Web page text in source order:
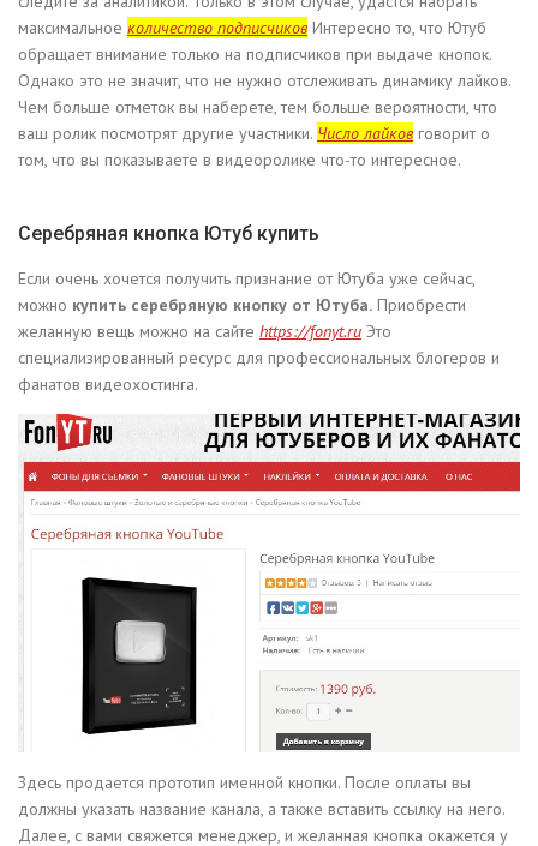
максимальное количество подписчиков Интересно то, что Ютуб
обращает внимание только на подписчиков при выдаче кнопок.
Однако это не значит, что не нужно отслеживать динамику лайков.
Чем больше отметок вы наберете, тем больше вероятности, что
ваш ролик посмотрят другие участники. Число лайков говорит о
том, что вы показываете в видеоролике что-то интересное.
Серебряная кнопка Ютуб купить
Если очень хочется получить признание от Ютуба уже сейчас,
можно купить серебряную кнопку от Ютуба. Приобрести
желанную вещь можно на сайте https://fonyt.ru Это
специализированный ресурс для профессиональных блогеров и
фанатов видеохостинга.
Здесь продается прототип именной кнопки. После оплаты вы
должны указать название канала, а также вставить ссылку на него.
Далее, с вами свяжется менеджер, и желанная кнопка окажется у